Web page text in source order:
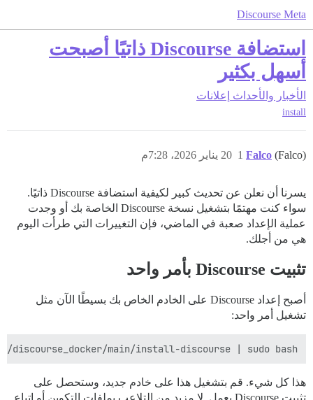
Discourse Meta
استضافة Discourse ذاتيًا أصبحت
أسهل بكثير
الأخبار والأحداث إعلانات
install
Falco (Falco) 20 يناير 2026، 7:28م 1
يسرنا أن نعلن عن تحديث كبير لكيفية استضافة Discourse ذاتيًا.
سواء كنت مهتمًا بتشغيل نسخة Discourse الخاصة بك أو وجدت
عملية الإعداد صعبة في الماضي، فإن التغييرات التي طرأت اليوم
هي من أجلك.
تثبيت Discourse بأمر واحد
أصبح إعداد Discourse على الخادم الخاص بك بسيطًا الآن مثل
تشغيل أمر واحد:
discourse_docker/main/install-discourse | sudo bash
هذا كل شيء. قم بتشغيل هذا على خادم جديد، وستحصل على